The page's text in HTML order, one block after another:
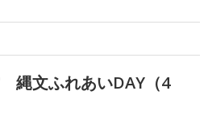
縄文ふれあいDAY（4